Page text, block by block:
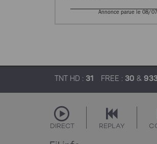
Annonce parue le 08/
TNT HD : 31 FREE : 30 &
DIRECT REPLAY